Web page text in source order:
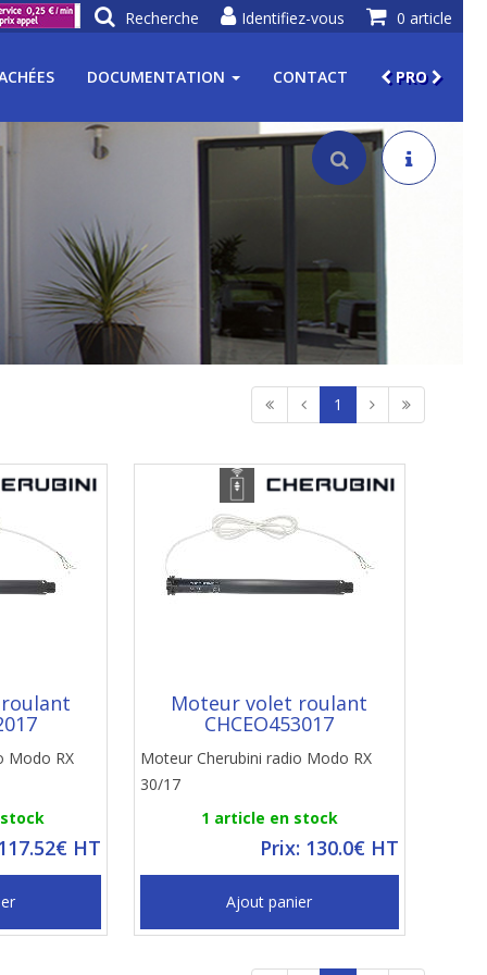
0 article
Identifiez-vous
Recherche
DOCUMENTATION CONTACT PRO
1
Modo RX
HT
Moteur volet roulant
CHCEO453017
Moteur Cherubini radio Modo RX
30/17
1 article en stock
Prix: 130.0€ HT
Ajout panier